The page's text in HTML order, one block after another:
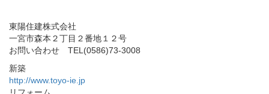
東陽住建株式会社
一宮市森本２丁目２番地１２号
お問い合わせ TEL(0586)73-3008
新築
http://www.toyo-ie.jp